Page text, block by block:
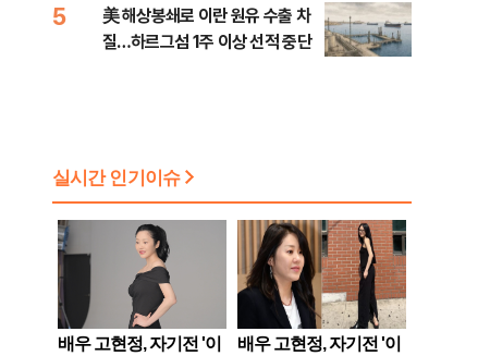
5
美 해상봉쇄로 이란 원유 수출 차
질…하르그섬 1주 이상 선적 중단